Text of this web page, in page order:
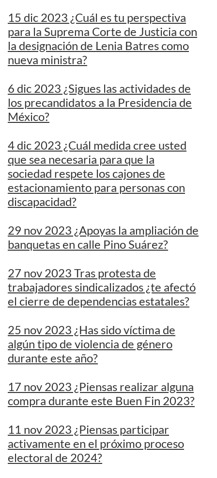
15 dic 2023 ¿Cuál es tu perspectiva
para la Suprema Corte de Justicia con
la designación de Lenia Batres como
nueva ministra?
6 dic 2023 ¿Sigues las actividades de
los precandidatos a la Presidencia de
México?
4 dic 2023 ¿Cuál medida cree usted
que sea necesaria para que la
sociedad respete los cajones de
estacionamiento para personas con
discapacidad?
29 nov 2023 ¿Apoyas la ampliación de
banquetas en calle Pino Suárez?
27 nov 2023 Tras protesta de
trabajadores sindicalizados ¿te afectó
el cierre de dependencias estatales?
25 nov 2023 ¿Has sido víctima de
algún tipo de violencia de género
durante este año?
17 nov 2023 ¿Piensas realizar alguna
compra durante este Buen Fin 2023?
11 nov 2023 ¿Piensas participar
activamente en el próximo proceso
electoral de 2024?